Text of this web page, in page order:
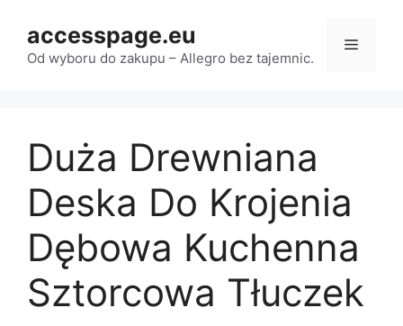
treści
accesspage.eu
Od wyboru do zakupu – Allegro bez tajemnic.
Menu
Duża Drewniana
Deska Do Krojenia
Dębowa Kuchenna
Sztorcowa Tłuczek